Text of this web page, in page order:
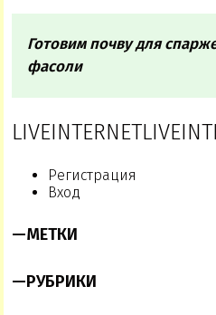
Готовим почву для
фасоли
Регистрация
Вход
—МЕТКИ
—РУБРИКИ